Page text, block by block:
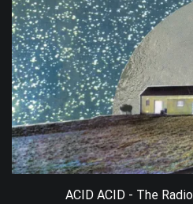
ACID ACID - The